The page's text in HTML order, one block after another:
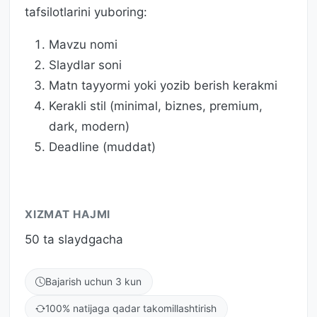
tafsilotlarini yuboring:
Mavzu nomi
Slaydlar soni
Matn tayyormi yoki yozib berish kerakmi
Kerakli stil (minimal, biznes, premium,
dark, modern)
Deadline (muddat)
XIZMAT HAJMI
50 ta slaydgacha
Bajarish uchun 3 kun
100% natijaga qadar takomillashtirish